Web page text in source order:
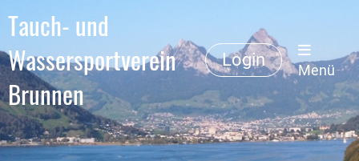
Tauch- und
Wassersportverein
Brunnen
Login
Menü